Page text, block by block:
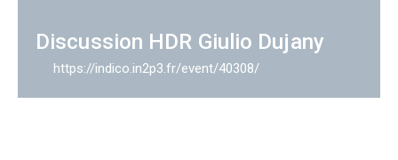
Discussion HDR Giulio Dujany
https://indico.in2p3.fr/event/40308/